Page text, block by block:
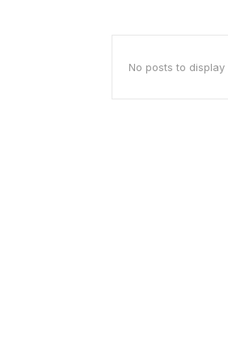
No posts to display